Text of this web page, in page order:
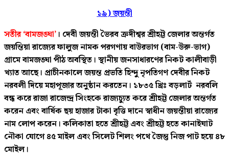
১৯) জয়ন্তী
সতীর ‘বামজঙ্ঘা’ । দেবী জয়ন্তী ভৈরব ক্রদীশ্বর শ্রীহট্ট জেলার অন্তর্গত
জয়ন্তিয়া রাজ্যের ফালুজ নামক পরগণায় বাউরভাগ (বাম-উরু-ভাগ)
গ্রামে বামজঙ্ঘা পীঠ অবস্থিত। স্থানীয় জনসাধারণের নিকট কালীবাড়ী
খ্যাত আছে। প্রাচীনকালে জয়ন্ত প্রভতি হিন্দু নৃপতিগণ দেবীর নিকট
নরবলী দিয়ে মহাপূজার অনুষ্ঠান করতেন। ১৮৩৫ খ্রিঃ বড়লার্ট নরবলি
বন্ধ করে রাজা রাজেন্দ্র সিংহকে রাজ্যচ্যুত করে শ্রীহট্ট জেলার অন্তর্গত
করেন এবং বার্ষিক ছয় হাজার টাকা বৃত্তি দানে স্বাধীন জয়ন্তীয়া রাজ্যের
নাম লোপ করেন। কলিকাতা হতে শ্রীহট্ট এবং শ্রীহট্ট হতে কানাইঘাট
নৌকা যোগে ৪৫ মাইল এবং সিলেট শিলং পথে জৈন্তু নিজ পাট হয়ে ৪৮
মােইল।